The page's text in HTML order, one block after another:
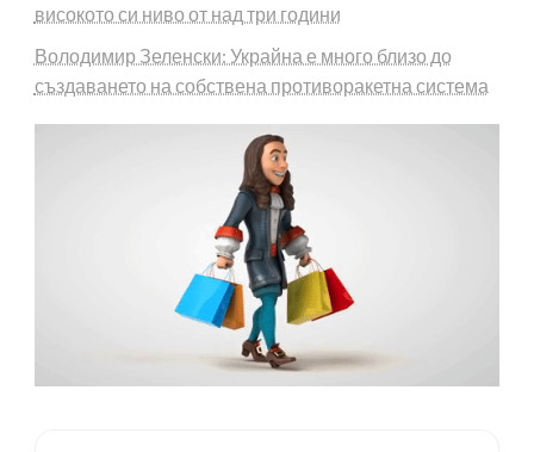
високото си ниво от над три години
Володимир Зеленски: Украйна е много близо до
създаването на собствена противоракетна система